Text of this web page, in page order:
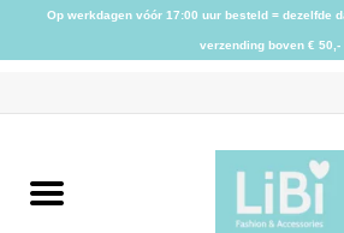
Home
Op werkdagen vóór 17:00 uur besteld = dezelfde
verzending boven € 50,-